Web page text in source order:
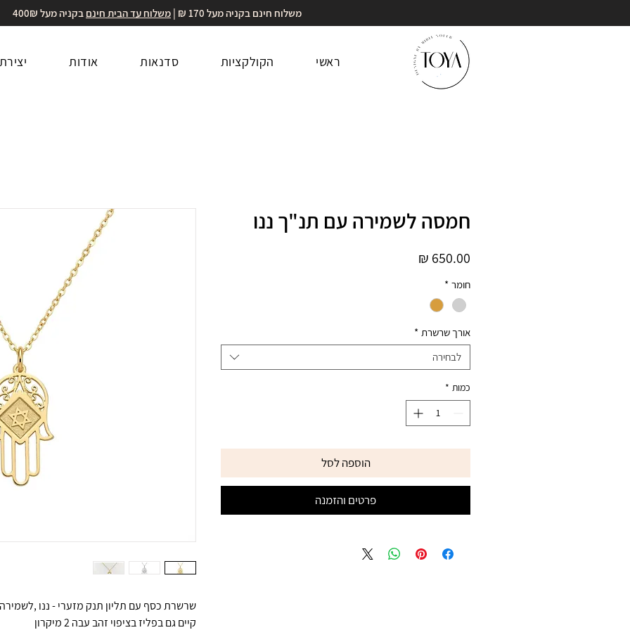
משלוח חינם בקניה מעל 170 ₪ | משלוח עד הבית חינם בקניה מעל 400₪
ראשי הקולקציות סדנאות אודות
שרשרת כסף עם תליון תנק מזערי - ננו
קיים גם בפליז בציפוי זהב עבה 2 מיקרון
חמסה לשמירה עם תנ"ך ננו
חומר *
אורך שרשרת *
לבחירה
כמות *
הוספה לסל
פרטים והזמנה